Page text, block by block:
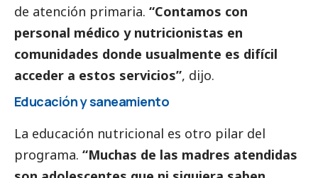
de atención primaria. “Contamos con
personal médico y nutricionistas en
comunidades donde usualmente es difícil
acceder a estos servicios”, dijo.
Educación y saneamiento
La educación nutricional es otro pilar del
programa. “Muchas de las madres atendidas